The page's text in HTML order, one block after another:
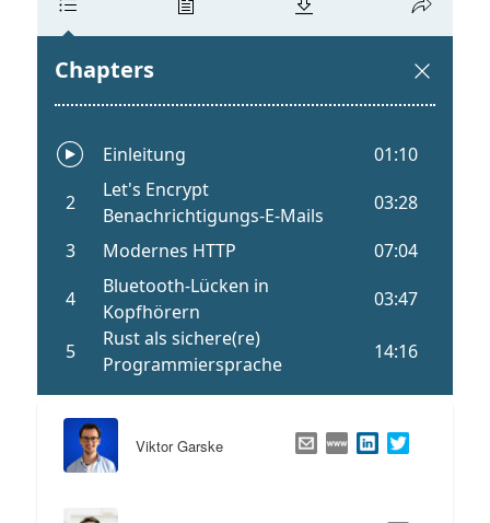
Viktor Garske